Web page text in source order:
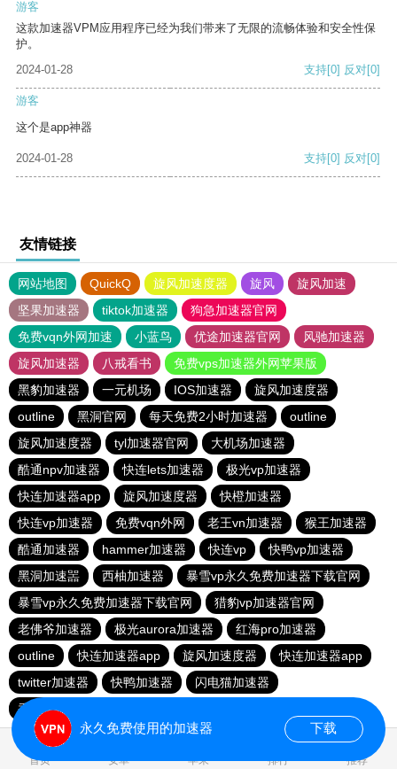
游客
这款加速器VPM应用程序已经为我们带来了无限的流畅体验和安全性保
护。
2024-01-28
支持[0] 反对[0]
游客
这个是app神器
2024-01-28 支持[0] 反对[0]
友情链接
网站地图 QuickQ 旋风加速度器 旋风
旋风加速
坚果加速器
tiktok加速器
狗急加速器官网
免费vqn外网加速
小蓝鸟 优途加速器官网
风驰加速器
旋风加速器
八戒看书
免费vps加速器外网苹果版
黑豹加速器
一元机场 IOS加速器
旋风加速度器
outline
黑洞官网 每天免费2小时加速器
outline
旋风加速度器
tyl加速器官网
大机场加速器
酷通npv加速器
快连lets加速器
极光vp加速器
快连加速器app
旋风加速度器
快橙加速器
快连vp加速器
免费vqn外网 老王vn加速器
猴王加速器
酷通加速器
hammer加速器 快连vp
快鸭vp加速器
黑洞加速噐
西柚加速器
暴雪vp永久免费加速器下载官网
暴雪vp永久免费加速器下载官网
猎豹vp加速器官网
老佛爷加速器
极光aurora加速器
红海pro加速器
outline
快连加速器app 旋风加速度器
快连加速器app
twitter加速器
快鸭加速器
闪电猫加速器
香蕉加速器vp官网
首页 安卓 苹果 排行 推荐
永久免费使用的加速器 下载
1.110105s